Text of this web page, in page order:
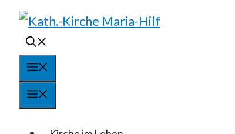
Springe
zum
Inhalt